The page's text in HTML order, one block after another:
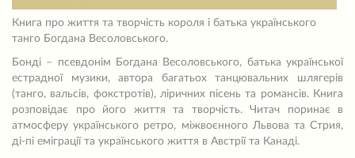
Книга про життя та творчість короля і батька українського
танго Богдана Весоловського.
Бонді – псевдонім Богдана Весоловського, батька української
естрадної музики, автора багатьох танцювальних шлягерів
(танго, вальсів, фокстротів), ліричних пісень та романсів. Книга
розповідає про його життя та творчість. Читач поринає в
атмосферу українського ретро, міжвоєнного Львова та Стрия,
ді-пі еміграції та українського життя в Австрії та Канаді.